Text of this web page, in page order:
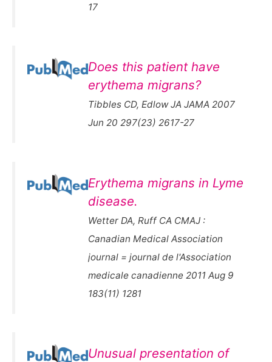
17
Does this patient have
erythema migrans?
Tibbles CD, Edlow JA JAMA 2007
Jun 20 297(23) 2617-27
Erythema migrans in Lyme
disease.
Wetter DA, Ruff CA CMAJ :
Canadian Medical Association
journal = journal de l'Association
medicale canadienne 2011 Aug 9
183(11) 1281
Unusual presentation of